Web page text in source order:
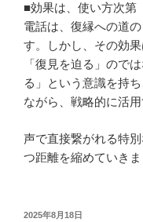
■効果は、使い方次第
電話は、復縁への道
す。しかし、その効
「復見を迫る」ので
る」という意識を持
ながら、戦略的に活
声で直接繋がれる特
つ距離を縮めていきま
投
2025年8月18日